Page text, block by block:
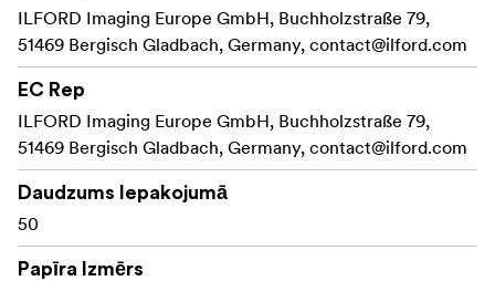
ILFORD Imaging Europe GmbH, Buchholzstraße 79,
51469 Bergisch Gladbach, Germany, contact@ilford.com
EC Rep
ILFORD Imaging Europe GmbH, Buchholzstraße 79,
51469 Bergisch Gladbach, Germany, contact@ilford.com
Daudzums Iepakojumā
50
Papīra Izmērs